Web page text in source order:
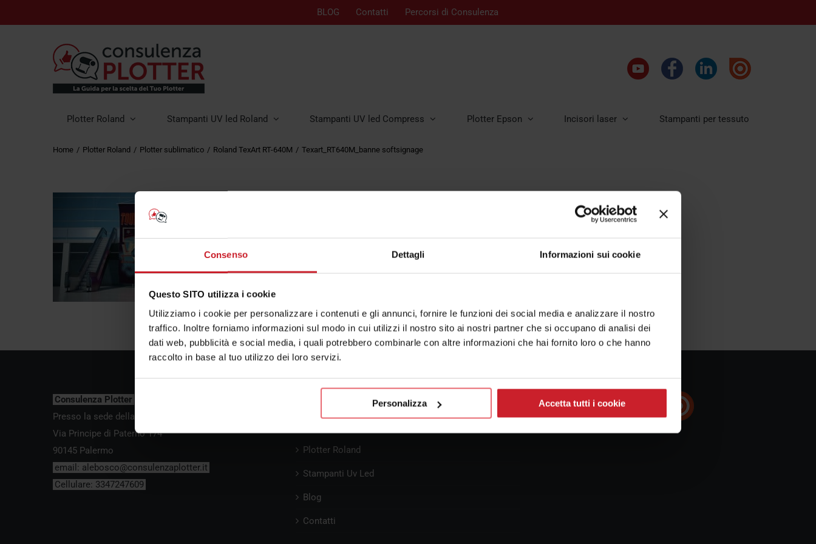
Consenso Dettagli Informazioni sui cookie
Questo SITO utilizza i cookie
Utilizziamo i cookie per personalizzare i contenuti e gli annunci, fornire le funzioni dei social media e analizzare il nostro
traffico. Inoltre forniamo informazioni sul modo in cui utilizzi il nostro sito ai nostri partner che si occupano di analisi dei
dati web, pubblicità e social media, i quali potrebbero combinarle con altre informazioni che hai fornito loro o che hanno
raccolto in base al tuo utilizzo dei loro servizi.
Personalizza Accetta tutti i cookie
BLOG Contatti Percorsi di Consulenza
Plotter Roland Stampanti UV led Roland Stampanti UV led Compress Plotter Epson Incisori laser Stampanti per tessuto
Home Plotter Roland Plotter sublimatico Roland TexArt RT-640M Texart_RT640M_banne softsignage
Consulenza Plotter
Presso la sede della Bosco forniture Grafiche s.a.s.
Via Principe di Paternò 174
90145 Palermo
email: alebosco@consulenzaplotter.it
Cellulare: 3347247609
Plotter Roland
Stampanti Uv Led
Blog
Contatti